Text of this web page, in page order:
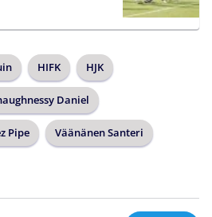
HIFK HJK
Daniel
Pipe Väänänen Santeri